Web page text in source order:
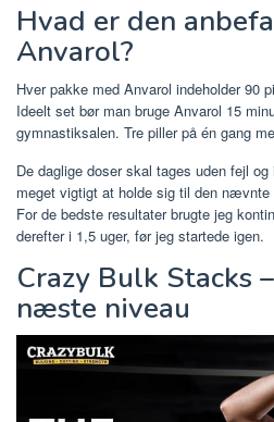
Hvad er den
Anvarol?
Hver pakke med Anvarol indeholder 90
Ideelt set bør man bruge Anvarol 15
gymnastiksalen. Tre piller på én gang
De daglige doser skal tages uden fejl
meget vigtigt at holde sig til den
For de bedste resultater brugte jeg
derefter i 1,5 uger, før jeg startede igen.
Crazy Bulk Stacks
næste niveau